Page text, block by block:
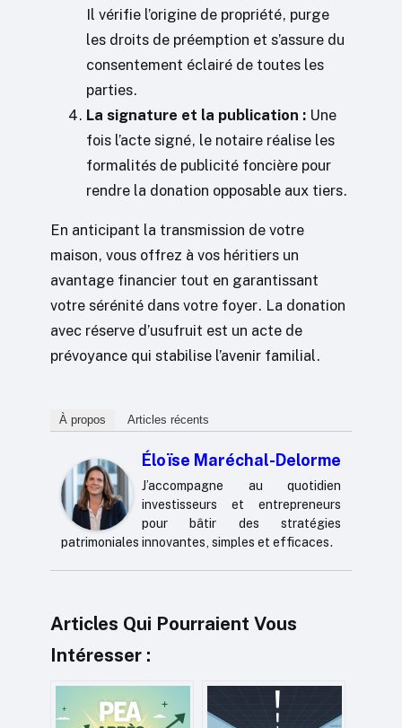
Il vérifie l’origine de propriété, purge
les droits de préemption et s’assure du
consentement éclairé de toutes les
parties.
La signature et la publication : Une
fois l’acte signé, le notaire réalise les
formalités de publicité foncière pour
rendre la donation opposable aux tiers.
En anticipant la transmission de votre
maison, vous offrez à vos héritiers un
avantage financier tout en garantissant
votre sérénité dans votre foyer. La donation
avec réserve d’usufruit est un acte de
prévoyance qui stabilise l’avenir familial.
À propos Articles récents
Éloïse Maréchal-Delorme
J’accompagne au quotidien
investisseurs et entrepreneurs
pour bâtir des stratégies
patrimoniales innovantes, simples et efficaces.
Articles Qui Pourraient Vous
Intéresser :